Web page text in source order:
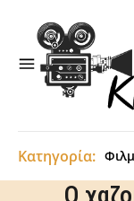
Κατηγορία: